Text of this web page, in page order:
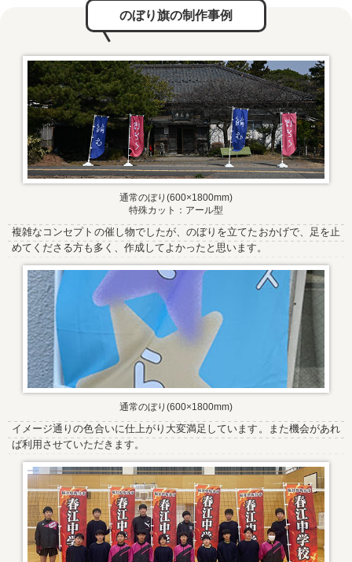
のぼり旗の制作事例
通常のぼり(600×1800mm)
特殊カット：アール型
複雑なコンセプトの催し物でしたが、のぼりを立てたおかげで、足を止
めてくださる方も多く、作成してよかったと思います。
通常のぼり(600×1800mm)
イメージ通りの色合いに仕上がり大変満足しています。また機会があれ
ば利用させていただきます。